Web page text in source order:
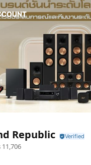
Republic
11,706